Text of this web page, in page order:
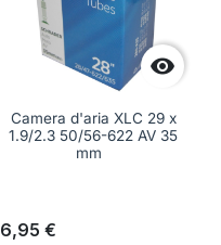

Camera d'aria XLC 29 x
1.9/2.3 50/56-622 AV 35
mm
6,95 €